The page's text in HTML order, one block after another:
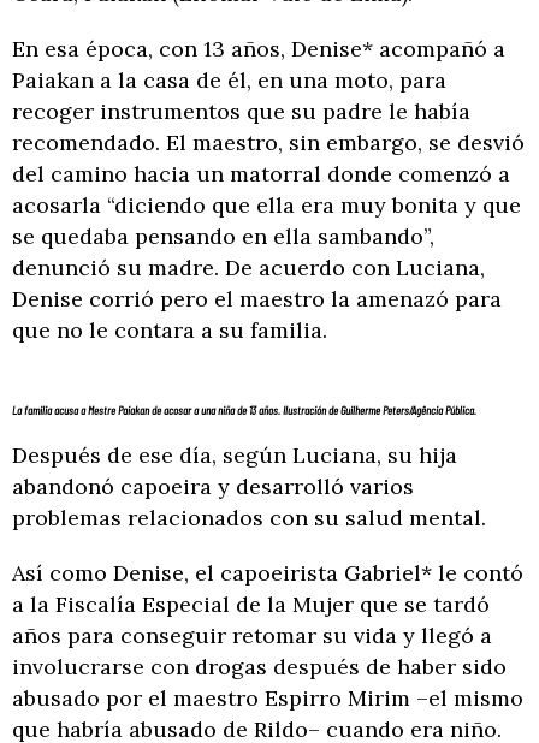
En esa época, con 13 años, Denise* acompañó a
Paiakan a la casa de él, en una moto, para
recoger instrumentos que su padre le había
recomendado. El maestro, sin embargo, se desvió
del camino hacia un matorral donde comenzó a
acosarla “diciendo que ella era muy bonita y que
se quedaba pensando en ella sambando”,
denunció su madre. De acuerdo con Luciana,
Denise corrió pero el maestro la amenazó para
que no le contara a su familia.
La familia acusa a Mestre Paiakan de acosar a una niña de 13 años. Ilustración de Guilherme Peters/Agência Pública.
Después de ese día, según Luciana, su hija
abandonó capoeira y desarrolló varios
problemas relacionados con su salud mental.
Así como Denise, el capoeirista Gabriel* le contó
a la Fiscalía Especial de la Mujer que se tardó
años para conseguir retomar su vida y llegó a
involucrarse con drogas después de haber sido
abusado por el maestro Espirro Mirim –el mismo
que habría abusado de Rildo– cuando era niño.